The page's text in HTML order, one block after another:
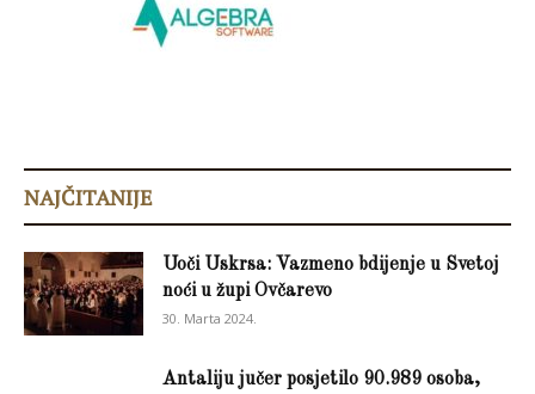
NAJČITANIJE
Uoči Uskrsa: Vazmeno bdijenje u Svetoj
noći u župi Ovčarevo
30. Marta 2024.
Antaliju jučer posjetilo 90.989 osoba,